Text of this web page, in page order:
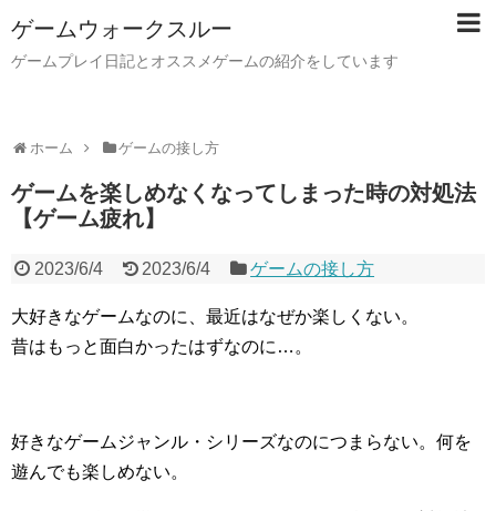
ゲームウォークスルー
ゲームプレイ日記とオススメゲームの紹介をしています
ホーム ゲームの接し方
ゲームを楽しめなくなってしまった時の対処法
【ゲーム疲れ】
2023/6/4 2023/6/4 ゲームの接し方
大好きなゲームなのに、最近はなぜか楽しくない。
昔はもっと面白かったはずなのに…。
好きなゲームジャンル・シリーズなのにつまらない。何を
遊んでも楽しめない。